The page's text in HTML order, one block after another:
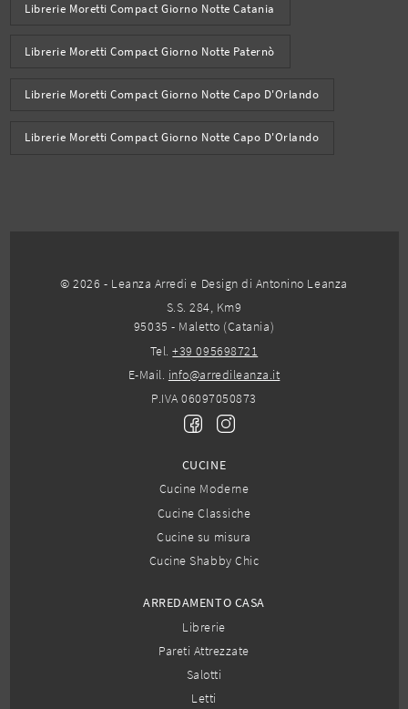
Librerie Moretti Compact Giorno Notte Catania
Librerie Moretti Compact Giorno Notte Paternò
Librerie Moretti Compact Giorno Notte Capo D'Orlando
Librerie Moretti Compact Giorno Notte Capo D'Orlando
© 2026 - Leanza Arredi e Design di Antonino Leanza
S.S. 284, Km9
95035 - Maletto (Catania)
Tel.+39 095698721
E-Mail. info@arredileanza.it
P.IVA 06097050873
CUCINE
Cucine Moderne
Cucine Classiche
Cucine su misura
Cucine Shabby Chic
ARREDAMENTO CASA
Librerie
Pareti Attrezzate
Salotti
Letti